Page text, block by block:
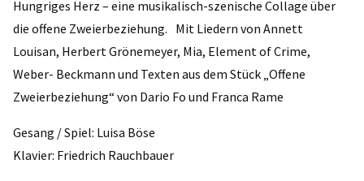
Hungriges Herz – eine musikalisch-szenische Collage über
die offene Zweierbeziehung. Mit Liedern von Annett
Louisan, Herbert Grönemeyer, Mia, Element of Crime,
Weber- Beckmann und Texten aus dem Stück „Offene
Zweierbeziehung“ von Dario Fo und Franca Rame
Gesang / Spiel: Luisa Böse
Klavier: Friedrich Rauchbauer